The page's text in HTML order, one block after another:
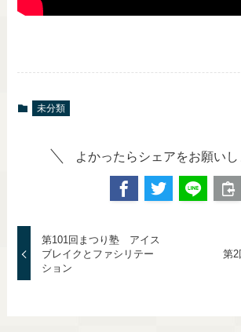
未分類
よかったらシェアをお願いし
第101回まつり塾 アイス
ブレイクとファシリテー
ション
第2